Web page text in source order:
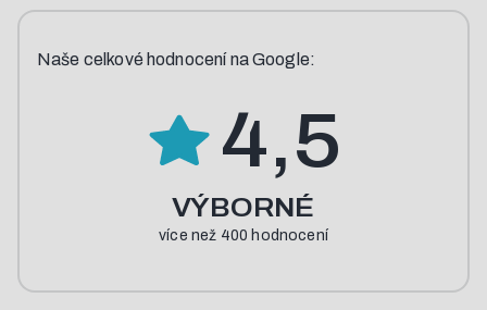
Naše celkové hodnocení naGoogle:
4,5
VÝBORNÉ
více než 400 hodnocení